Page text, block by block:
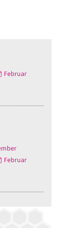
Februar
Februar